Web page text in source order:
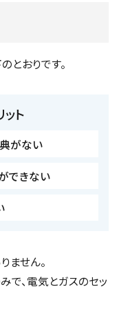
とおりです。
ト
がない
できない
ません。
で、電気とガスのセッ